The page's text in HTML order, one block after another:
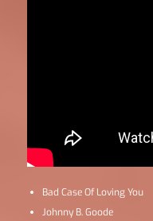
Bad Case Of Loving You
Johnny B. Goode